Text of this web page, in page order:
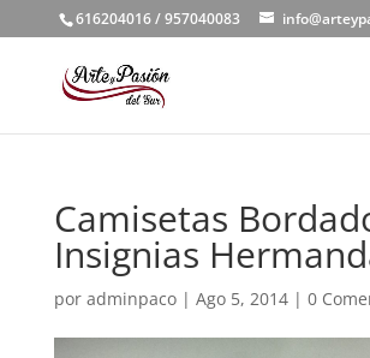
616204016 / 957040083
Camisetas
Insignias
por adminpaco| Ago 5, 2014| 0